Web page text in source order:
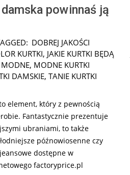
powinnaś ją
DOBREJ JAKOŚCI
KURTKI, JAKIE KURTKI BĘDĄ
MODNE, MODNE KURTKI
DAMSKIE, TANIE KURTKI
element, który z pewnością
Fantastycznie prezentuje
ubraniami, to także
późnowiosenne czy
dostępne w
factoryprice.pl